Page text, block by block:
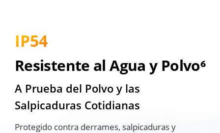
Protegido contra derrames, salpicaduras y
A Prueba del Polvo y las
Salpicaduras Cotidianas
Resistente al Agua y Polvo⁶
IP54